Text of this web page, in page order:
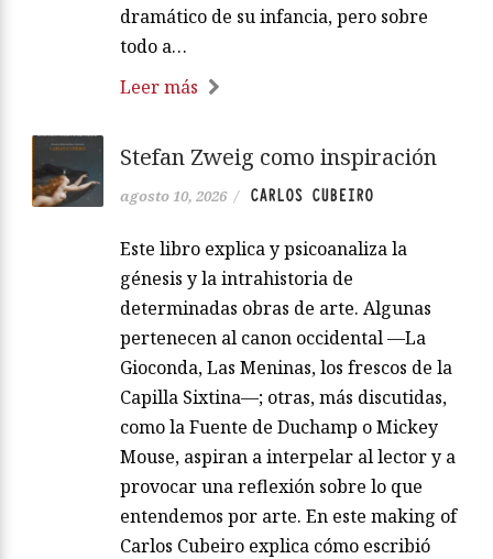
dramático de su infancia, pero sobre
todo a…
Leer más
Stefan Zweig como inspiración
agosto 10, 2026 / CARLOS CUBEIRO
Este libro explica y psicoanaliza la
génesis y la intrahistoria de
determinadas obras de arte. Algunas
pertenecen al canon occidental —La
Gioconda, Las Meninas, los frescos de la
Capilla Sixtina—; otras, más discutidas,
como la Fuente de Duchamp o Mickey
Mouse, aspiran a interpelar al lector y a
provocar una reflexión sobre lo que
entendemos por arte. En este making of
Carlos Cubeiro explica cómo escribió